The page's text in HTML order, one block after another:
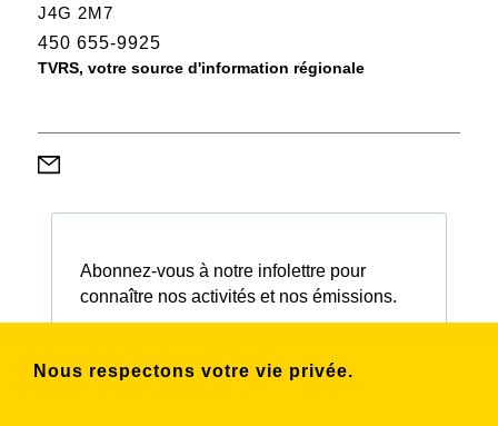
Nous respectons votre vie privée.
J4G 2M7
450 655-9925
TVRS, votre source d'information régionale
Abonnez-vous à notre infolettre pour
connaître nos activités et nos émissions.
Choisissez les listes auxquelles vous